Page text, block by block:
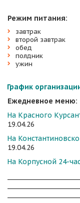
Режим питания:
завтрак
второй завтрак
обед
полдник
ужин
График
Ежедневное меню:
На Красного
19.04.26
На
19.04.26
На Корпусной 24-